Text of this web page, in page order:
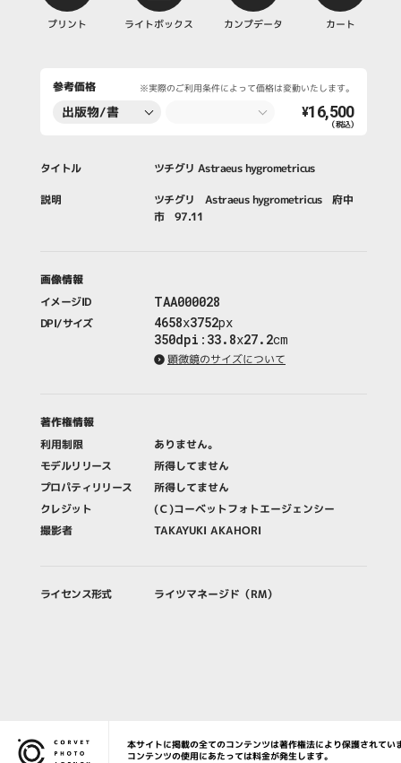
プリント ライトボックス カンプデータ カート
参考価格 ※実際のご利用条件によって価格は変動いたします。
出版物/書
¥16,500
（税込）
タイトル ツチグリ Astraeus hygrometricus
説明
ツチグリ Astraeus hygrometricus 府中
市 97.11
画像情報
イメージID
TAA000028
DPI/サイズ 4658x3752px
350dpi : 33.8x27.2cm
顕微鏡のサイズについて
著作権情報
利用制限
ありません。
モデルリリース
所得してません
プロパティリリース
所得してません
クレジット
(Ｃ)コーベットフォトエージェンシー
撮影者
TAKAYUKI AKAHORI
ライセンス形式 ライツマネージド（RM）
Corvet Photo Agency
本サイトに掲載の全てのコンテンツは著作権法により保護されてい
コンテンツの使用にあたっては料金が発生します。